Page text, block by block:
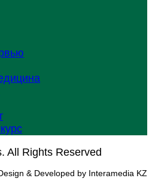
All Rights Reserved
& Developed by Interamedia KZ